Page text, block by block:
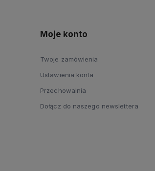
Moje konto
Twoje zamówienia
Ustawienia konta
Przechowalnia
Dołącz do naszego newslettera